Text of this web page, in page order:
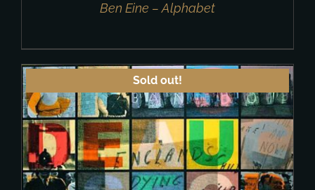
Ben Eine – Alphabet
Sold out!